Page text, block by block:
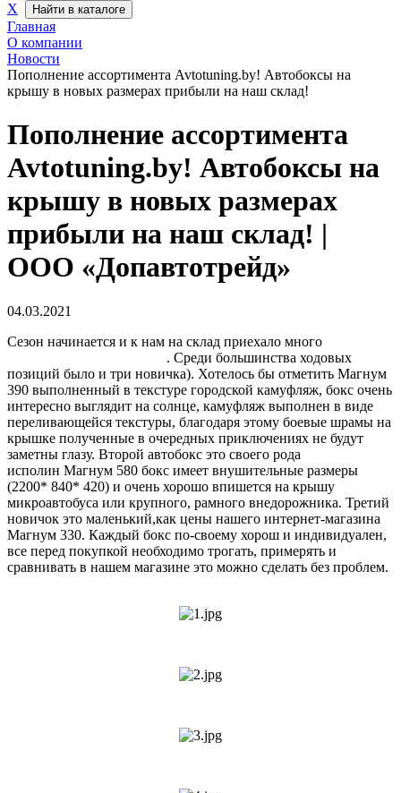
Х
Найти в каталоге
Главная
О компании
Новости
Пополнение ассортимента Avtotuning.by! Автобоксы на
крышу в новых размерах прибыли на наш склад!
Пополнение ассортимента
Avtotuning.by! Автобоксы на
крышу в новых размерах
прибыли на наш склад! |
ООО «Допавтотрейд»
04.03.2021
Сезон начинается и к нам на склад приехало много
. Среди большинства ходовых
позиций было и три новичка). Хотелось бы отметить Магнум
390 выполненный в текстуре городской камуфляж, бокс очень
интересно выглядит на солнце, камуфляж выполнен в виде
переливающейся текстуры, благодаря этому боевые шрамы на
крышке полученные в очередных приключениях не будут
заметны глазу. Второй автобокс это своего рода
исполин Магнум 580 бокс имеет внушительные размеры
(2200* 840* 420) и очень хорошо впишется на крышу
микроавтобуса или крупного, рамного внедорожника. Третий
новичок это маленький,как цены нашего интернет-магазина
Магнум 330. Каждый бокс по-своему хорош и индивидуален,
все перед покупкой необходимо трогать, примерять и
сравнивать в нашем магазине это можно сделать без проблем.